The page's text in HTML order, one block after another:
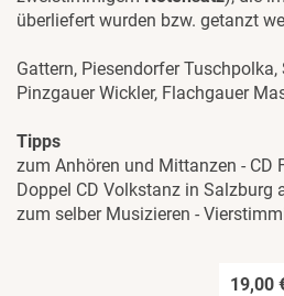
überliefert wurden bzw. getanzt
Gattern, Piesendorfer
Pinzgauer Wickler, Flachgauer
Tipps
zum Anhören und Mittanzen - CD
Doppel CD Volkstanz in Salzburg
zum selber Musizieren -
19,00